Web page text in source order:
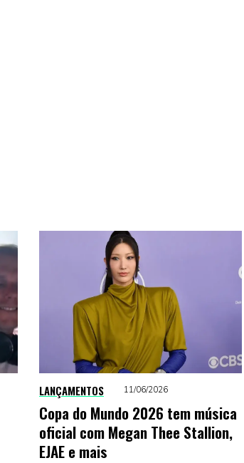
LANÇAMENTOS 11/06/2026
Copa do Mundo 2026 tem música
oficial com Megan Thee Stallion,
EJAE e mais